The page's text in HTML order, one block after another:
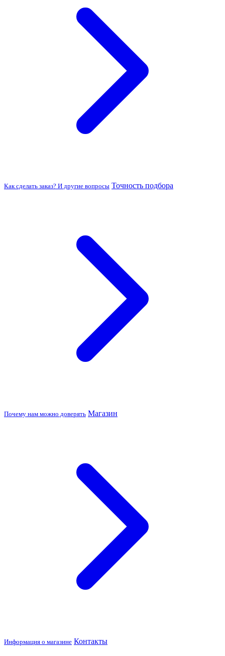
Как сделать заказ? И другие вопросы Точность подбора
Почему нам можно доверять Магазин
Информация о магазине Контакты